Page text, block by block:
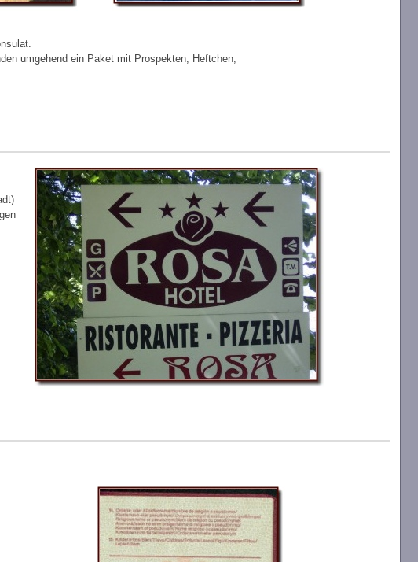
umgehend ein Paket mit Prospekten, Heftchen,